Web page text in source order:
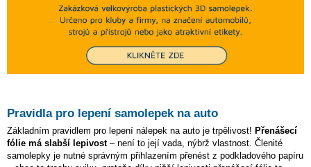
Pravidla pro lepení samolepek na auto
Základním pravidlem pro lepení nálepek na auto je trpělivost! Přenášecí
fólie má slabší lepivost– není to její vada, nýbrž vlastnost. Členité
samolepky je nutné správným přihlazením přenést z podkladového papíru